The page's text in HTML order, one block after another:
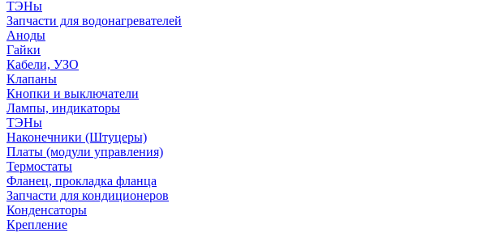
ТЭНы
Запчасти для водонагревателей
Аноды
Гайки
Кабели, УЗО
Клапаны
Кнопки и выключатели
Лампы, индикаторы
ТЭНы
Наконечники (Штуцеры)
Платы (модули управления)
Термостаты
Фланец, прокладка фланца
Запчасти для кондиционеров
Конденсаторы
Крепление